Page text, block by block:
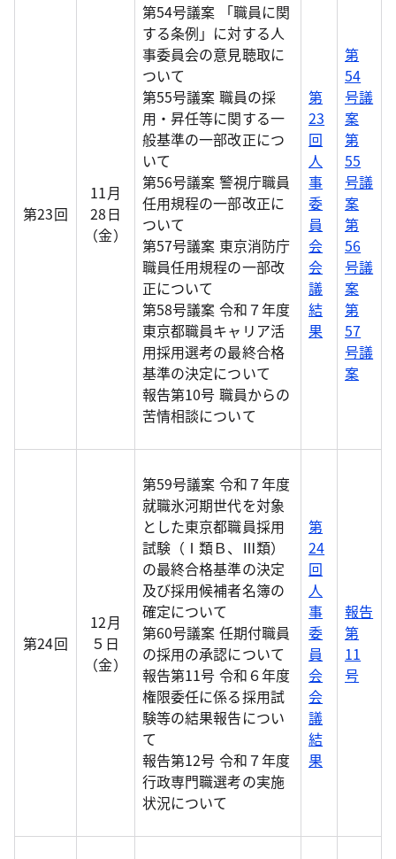
第23回
11月
28日
（金）
第54号議案 「職員に関
する条例」に対する人
事委員会の意見聴取に
ついて
第55号議案 職員の採
用・昇任等に関する一
般基準の一部改正につ
いて
第56号議案 警視庁職員
任用規程の一部改正に
ついて
第57号議案 東京消防庁
職員任用規程の一部改
正について
第58号議案 令和７年度
東京都職員キャリア活
用採用選考の最終合格
基準の決定について
報告第10号 職員からの
苦情相談について
第
23
回
人
事
委
員
会
会
議
結
果
第
54
号議
案
第
55
号議
案
第
56
号議
案
第
57
号議
案
第24回
12月
５日
（金）
第59号議案 令和７年度
就職氷河期世代を対象
とした東京都職員採用
試験（Ⅰ類Ｂ、Ⅲ類）
の最終合格基準の決定
及び採用候補者名簿の
確定について
第60号議案 任期付職員
の採用の承認について
報告第11号 令和６年度
権限委任に係る採用試
験等の結果報告につい
て
報告第12号 令和７年度
行政専門職選考の実施
状況について
第
24
回
人
事
委
員
会
会
議
結
果
報告
第
11
号